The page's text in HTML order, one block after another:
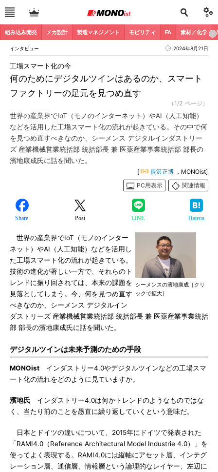
組み込み開発 メカ設計 製造マネジメント モビリティ FA 素材／化学
インタビュー 2024年8月21日
何のためにデジタルツインはあるのか、スマート
ファクトリーの足元を見つめ直す
工場スマート化の今
（1/2 ページ）
世界の産業界でIoT（モノのインターネット）やAI（人工知能）
などを活用した工場スマート化の流れが起きている。その中で何
を見つめ直すべきなのか、シーメンス デジタルインダストリー
ズ 産業機械営業統括部 統括部長 兼 医薬産業事業統括部 部長の
濱地康成氏に話を聞いた。
[ 長沢正博 ，MONOist]
PC用表示
関連情報
Share Post LINE Hatena
シーメンスの濱地康成［クリ
ックで拡大］
世界の産業界でIoT（モノのインター
ネット）やAI（人工知能）などを活用し
た工場スマート化の流れが起きている。
技術の進化が著しい一方で、それらのト
レンドに振り回されては、本来の課題を
見落としてしまう。今、何を見つめ直す
べきなのか、シーメンス デジタルイン
ダストリーズ 産業機械営業統括部 統括部長 兼 医薬産業事業統括
部 部長の濱地康成氏に話を聞いた。
デジタルツインは未来予測のための手段
MONOist インダストリー4.0やデジタルツインなどの工場スマ
ート化の流れをどのように見ていますか。
濱地氏 インダストリー4.0は何かトレンドのようなものではな
く、当たり前のことを愚直に繰り返していくという意味だ。
日本とドイツの違いについて、2015年にドイツで発表された
「RAMI4.0（Reference Architectural Model Industrie 4.0）」を
使ってよく表現する。RAMI4.0には縦軸にアセット層、インテグ
レーション層、通信層、情報層という論理的なレイヤー、左辺に